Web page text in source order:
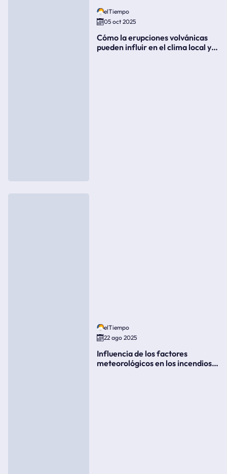
elTiempo
05 oct 2025
Cómo la erupciones volvánicas
pueden influir en el clima local y
elTiempo
22 ago 2025
Influencia de los factores
meteorológicos en los incendios